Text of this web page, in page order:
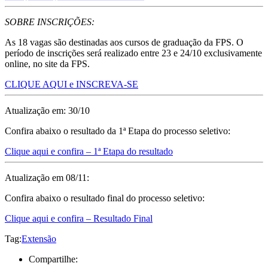
SOBRE INSCRIÇÕES:
As 18 vagas são destinadas aos cursos de graduação da FPS. O
período de inscrições será realizado entre 23 e 24/10 exclusivamente
online, no site da FPS.
CLIQUE AQUI e INSCREVA-SE
Atualização em: 30/10
Confira abaixo o resultado da 1ª Etapa do processo seletivo:
Clique aqui e confira – 1ª Etapa do resultado
Atualização em 08/11:
Confira abaixo o resultado final do processo seletivo:
Clique aqui e confira – Resultado Final
Tag:Extensão
Compartilhe: